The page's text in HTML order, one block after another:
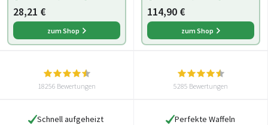
28,21 €
zum Shop
114,90 €
zum Shop
18256 Bewertungen 5285 Bewertungen
Schnell aufgeheizt
Perfekte Waffeln